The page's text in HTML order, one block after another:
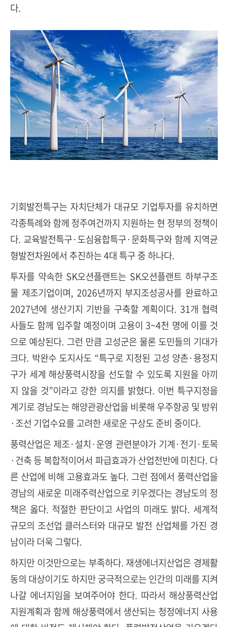
다.
기회발전특구는 자치단체가 대규모 기업투자를 유치하면
각종특례와 함께 정주여건까지 지원하는 현 정부의 정책이
다. 교육발전특구·도심융합특구·문화특구와 함께 지역균
형발전차원에서 추진하는 4대 특구 중 하나다.
투자를 약속한 SK오션플랜트는 SK오션플랜트 하부구조
물 제조기업이며, 2026년까지 부지조성공사를 완료하고
2027년에 생산기지 기반을 구축할 계획이다. 31개 협력
사들도 함께 입주할 예정이며 고용이 3~4천 명에 이를 것
으로 예상된다. 그런 만큼 고성군은 물론 도민들의 기대가
크다. 박완수 도지사도 “특구로 지정된 고성 양촌·용정지
구가 세계 해상풍력시장을 선도할 수 있도록 지원을 아끼
지 않을 것”이라고 강한 의지를 밝혔다. 이번 특구지정을
계기로 경남도는 해양관광산업을 비롯해 우주항공 및 방위
·조선 기업수요를 고려한 새로운 구상도 준비 중이다.
풍력산업은 제조·설치·운영 관련분야가 기계·전기·토목
·건축 등 복합적이어서 파급효과가 산업전반에 미친다. 다
른 산업에 비해 고용효과도 높다. 그런 점에서 풍력산업을
경남의 새로운 미래주력산업으로 키우겠다는 경남도의 정
책은 옳다. 적절한 판단이고 사업의 미래도 밝다. 세계적
규모의 조선업 클러스터와 대규모 발전 산업체를 가진 경
남이라 더욱 그렇다.
하지만 이것만으로는 부족하다. 재생에너지산업은 경제활
동의 대상이기도 하지만 궁극적으로는 인간의 미래를 지켜
나갈 에너지임을 보여주어야 한다. 따라서 해상풍력산업
지원계획과 함께 해상풍력에서 생산되는 청정에너지 사용